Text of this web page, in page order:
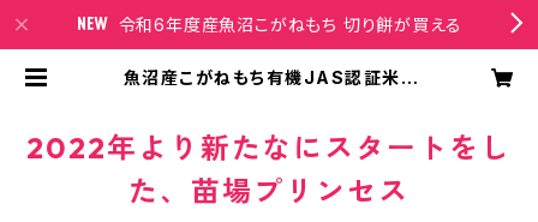
令和6年度産魚沼こがねもち 切り餅が買える
魚沼産こがねもち有機JAS認証米 |
2022年より新たなにスタートをし
た、苗場プリンセス